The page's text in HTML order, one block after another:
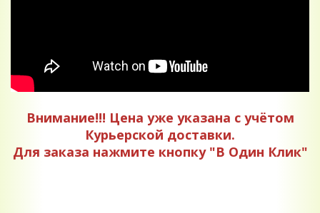
Внимание!!! Цена уже указана с учётом
Курьерской доставки.
Для заказа нажмите кнопку "В Один Клик"